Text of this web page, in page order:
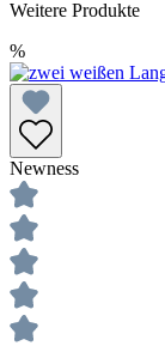
Weitere Produkte
%
Newness